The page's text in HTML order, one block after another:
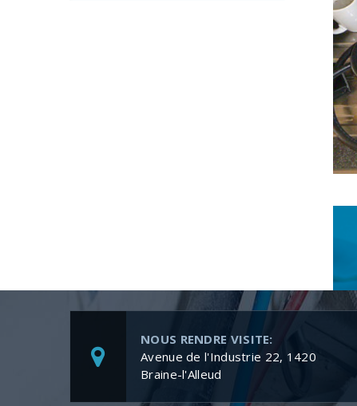
NOUS RENDRE VISITE:
Avenue de l'Industrie 22, 1420
Braine-l'Alleud